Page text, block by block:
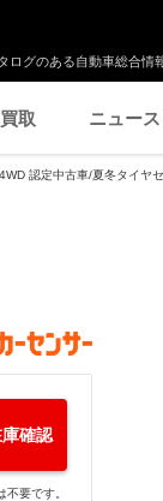
ログのある自動車総合情
取 ニュース
認定中古車/夏冬タイヤ
確認
要です。